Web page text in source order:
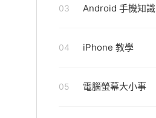
03 Android 手機知識
04 iPhone 教學
05 電腦螢幕大小事